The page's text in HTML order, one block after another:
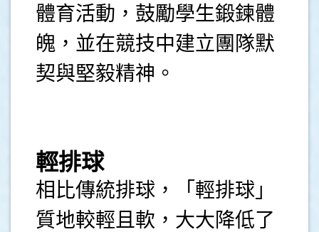
體育活動，鼓勵學生鍛鍊體
魄，並在競技中建立團隊默
契與堅毅精神。
輕排球
相比傳統排球，「輕排球」
質地較輕且軟，大大降低了